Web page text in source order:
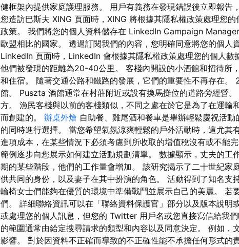
健框架內提供家庭護理服務。 用戶有義務在發現錯誤後立即報告
您造訪巴斯夫 XING 頁面時，XING 將根據其隱私權政策處理您
政策。 我們將您的個人資料儲存在 LinkedIn Campaign
歐盟相比的國家。 透過訂閱我們的內容，您明確同意將您的個人
LinkedIn 頁面時，LinkedIn 會根據其隱私權政策處理您的個人數
他們被發現的距離為20-40公里。 客棧內開設的小酒館和招待所
和住宿。 隨著交通公路和鐵路的發展，它們的重要性不再存在。
館。 Puszta 酒館通常在村莊附近或設有換馬攤位的道路旁經營
方。 漁民客棧與以前的客棧類似，不同之處在於它是為了在運輸
而創建的。 辦桌外燴 自助餐、雞尾酒和餐車是舉辦輕鬆慶祝活
的同時進行選擇。 當您希望氣氛涼爽輕鬆的戶外活動時，這尤其
進項成本，在某些情況下必須考慮到所收取的增值稅沒有或不能
範例逐步向您展示如何建立活動規劃清單。 數據顯示，丈夫的工
期的某些階段，他們的工作量會增加。 該研究揭示了二十世紀家
供共同的身份，以及妻子在其中扮演的角色。 活動得到了知名支
輪椅女士們能夠在優質的環境中準備戰鬥並展示自己的美麗。 若
們。 詳細聯絡資訊可以在「聯絡資料保護官」部分以及版本說明
或處理您的個人訊息，但您的 Twitter 用戶名或您直接寫信給我
的範圍通常由給定搜尋請求的類型和內容以及同意決定。 例如，
影響。 對於因資料不正確而導致的不正確性能不承擔任何形式的